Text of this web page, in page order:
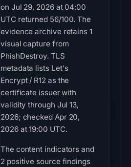
on Jul 29, 2026 at 04:00
UTC returned 56/100. The
evidence archive retains 1
visual capture from
PhishDestroy. TLS
metadata lists Let's
Encrypt / R12 as the
certificate issuer with
validity through Jul 13,
2026; checked Apr 20,
2026 at 19:00 UTC.
The content indicators and
2 positive source findings